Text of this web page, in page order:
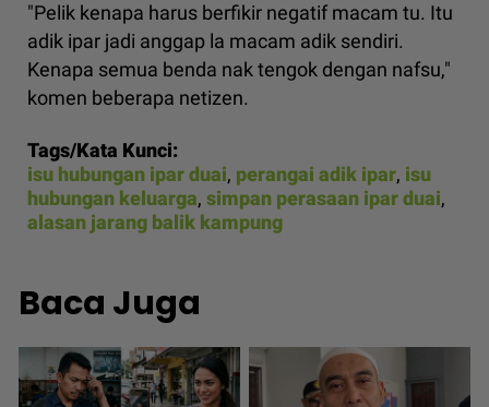
"Pelik kenapa harus berfikir negatif macam tu. Itu
adik ipar jadi anggap la macam adik sendiri.
Kenapa semua benda nak tengok dengan nafsu,"
komen beberapa netizen.
Tags/Kata Kunci:
isu hubungan ipar duai, perangai adik ipar, isu
hubungan keluarga, simpan perasaan ipar duai,
alasan jarang balik kampung
Baca Juga